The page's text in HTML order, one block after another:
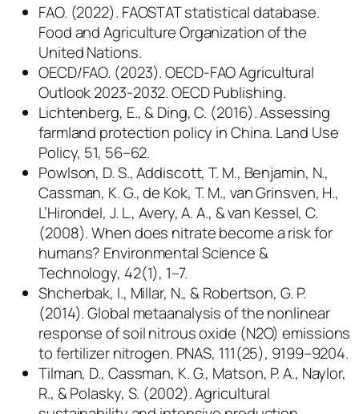
FAO. (2022). FAOSTAT statistical database.
Food and Agriculture Organization of the
United Nations.
OECD/FAO. (2023). OECD-FAO Agricultural
Outlook 2023-2032. OECD Publishing.
Lichtenberg, E., & Ding, C. (2016). Assessing
farmland protection policy in China. Land Use
Policy, 51, 56–62.
Powlson, D. S., Addiscott, T. M., Benjamin, N.,
Cassman, K. G., de Kok, T. M., van Grinsven, H.,
L’Hirondel, J. L., Avery, A. A., & van Kessel, C.
(2008). When does nitrate become a risk for
humans? Environmental Science &
Technology, 42(1), 1–7.
Shcherbak, I., Millar, N., & Robertson, G. P.
(2014). Global metaanalysis of the nonlinear
response of soil nitrous oxide (N2O) emissions
to fertilizer nitrogen. PNAS, 111(25), 9199–9204.
Tilman, D., Cassman, K. G., Matson, P. A., Naylor,
R., & Polasky, S. (2002). Agricultural